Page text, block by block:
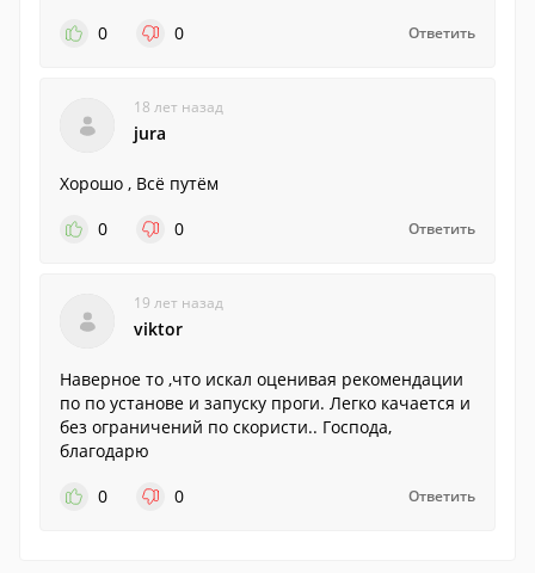
0
0 Ответить
18 лет назад
jura
Хорошо , Всё путём
0
0 Ответить
19 лет назад
viktor
Наверное то ,что искал оценивая рекомендации
по по установе и запуску проги. Легко качается и
без ограничений по скористи.. Господа,
благодарю
0
0 Ответить